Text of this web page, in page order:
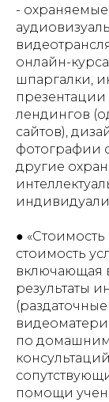
-
онлайн-
шпаргалки,
лендингов
сайтов),
фотографии
другие
●
стоимость
включающая
результаты
по
помощи